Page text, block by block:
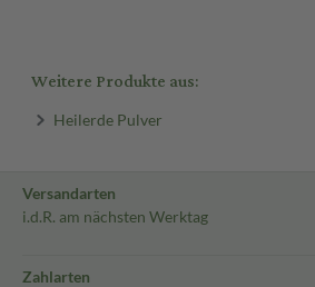
Weitere Produkte aus:
Heilerde Pulver
Versandarten
i.d.R. am nächsten Werktag
Zahlarten